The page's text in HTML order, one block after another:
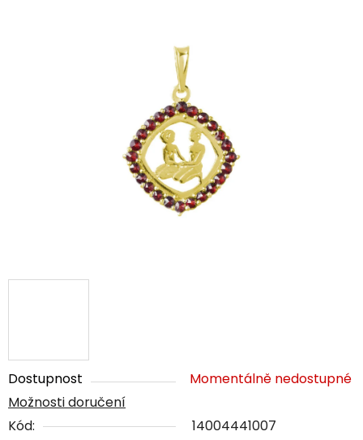
Dostupnost
Momentálně nedostupné
Možnosti doručení
Kód:
14004441007